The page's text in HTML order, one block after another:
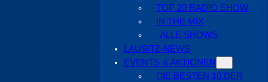
TOP 20 RADIO SHOW
IN THE MIX
ALLE SHOWS
LAUSITZ-NEWS
EVENTS & AKTIONEN
DIE BESTEN 10 DER